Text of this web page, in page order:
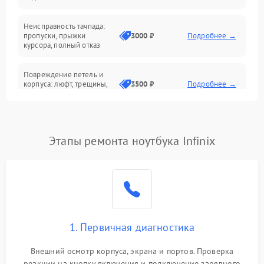
Сеть и интернет
Неисправность тачпада:
пропуски, прыжки
курсора, полный отказ
3000 ₽ Подробнее →
Повреждение петель и
корпуса: люфт, трещины,
3500 ₽ Подробнее →
невозможность зарядки,
2500 ₽ Подробнее →
2000 ₽
Перегрев из‑за пыли,
неисправности кулера
Этапы ремонта ноутбука Infinix
1. Первичная диагностика
Внешний осмотр корпуса, экрана и портов. Проверка